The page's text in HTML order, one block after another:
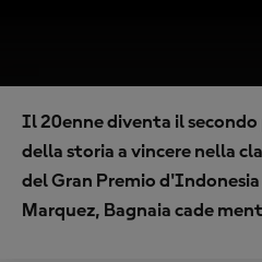
Il 20enne diventa il
della storia a vincere nella
del Gran Premio
Marquez, Bagnaia cade